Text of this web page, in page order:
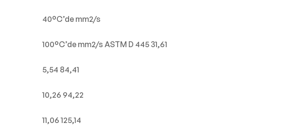
40°C’de mm2/s
100°C’de mm2/s ASTM D 445 31,61
5,54 84,41
10,26 94,22
11,06 125,14